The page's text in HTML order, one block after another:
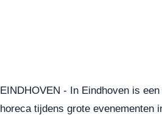
EINDHOVEN - In Eindhoven is
horeca tijdens grote evenementen